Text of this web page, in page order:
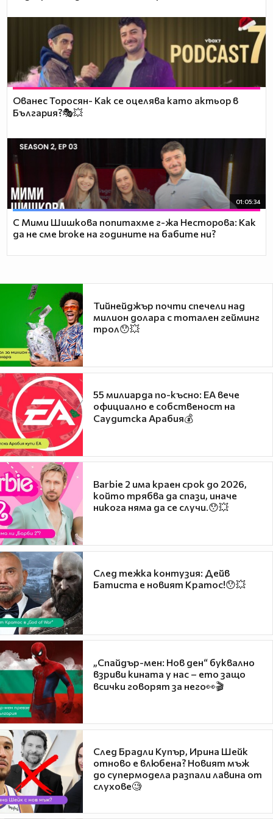
Ованес Торосян- Как се оцелява като актьор в
България?🎭💥
01:05:34
С Мими Шишкова попитахме г-жа Несторова: Как
да не сме broke на годините на бабите ни?
Тийнейджър почти спечели над
милион долара с тотален гейминг
трол😯💥
55 милиарда по-късно: EA вече
официално е собственост на
Саудитска Арабия💰
Barbie 2 има краен срок до 2026,
който трябва да спази, иначе
никога няма да се случи.😯💥
След тежка контузия: Дейв
Батиста е новият Кратос!😯💥
„Спайдър-мен: Нов ден“ буквално
взриви кината у нас – ето защо
всички говорят за него👀🎬
След Брадли Купър, Ирина Шейк
отново е влюбена? Новият мъж
до супермодела разпали лавина от
слухове🧐